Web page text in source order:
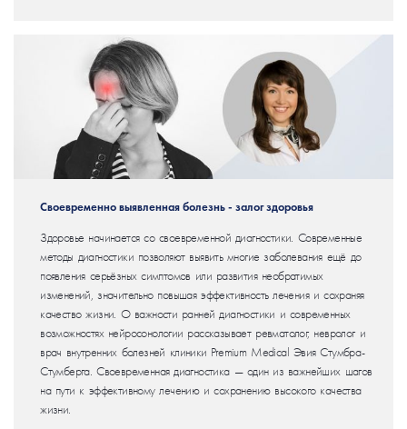
Своевременно выявленная болезнь - залог здоровья
Здоровье начинается со своевременной диагностики. Современные
методы диагностики позволяют выявить многие заболевания ещё до
появления серьёзных симптомов или развития необратимых
изменений, значительно повышая эффективность лечения и сохраняя
качество жизни. О важности ранней диагностики и современных
возможностях нейросонологии рассказывает ревматолог, невролог и
врач внутренних болезней клиники Premium Medical Эвия Стумбра-
Стумберга. Своевременная диагностика — один из важнейших шагов
на пути к эффективному лечению и сохранению высокого качества
жизни.